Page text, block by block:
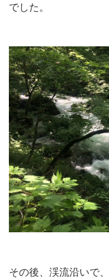
でした。
その後、渓流沿いで